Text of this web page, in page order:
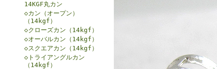
14KGF丸カン
◇カン（オープン）
（14kgf）
◇クローズカン（14kgf）
◇オーバルカン（14kgf）
◇スクエアカン（14kgf）
◇トライアングルカン
（14kgf）